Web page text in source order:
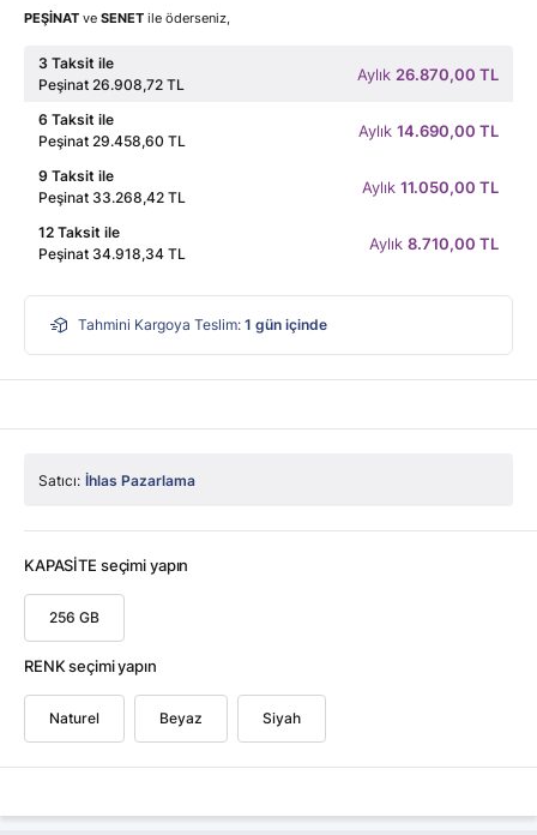
PEŞİNAT ve SENET ile öderseniz,
3 Taksit ile
Peşinat 26.908,72 TL
Aylık 26.870,00 TL
6 Taksit ile
Peşinat 29.458,60 TL
Aylık 14.690,00 TL
9 Taksit ile
Peşinat 33.268,42 TL
Aylık 11.050,00 TL
12 Taksit ile
Peşinat 34.918,34 TL
Aylık 8.710,00 TL
Tahmini Kargoya Teslim: 1 gün içinde
Satıcı: İhlas Pazarlama
KAPASİTE seçimi yapın
256 GB
RENK seçimi yapın
Naturel Beyaz Siyah